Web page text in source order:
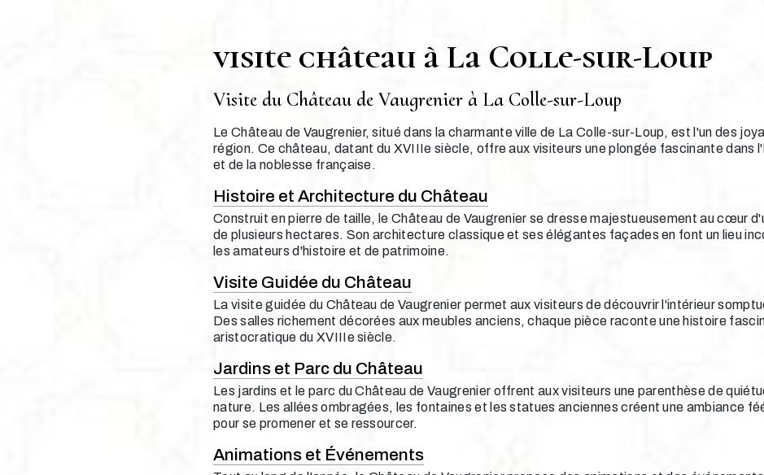
visite château à La Colle-sur-Loup
Visite du Château de Vaugrenier à La Colle-sur-Loup
Le Château de Vaugrenier, situé dans la charmante ville de La Colle-sur-Loup, est l'un des
région. Ce château, datant du XVIIIe siècle, offre aux visiteurs une plongée fascinante dans
et de la noblesse française.
Histoire et Architecture du Château
Construit en pierre de taille, le Château de Vaugrenier se dresse majestueusement au cœur
de plusieurs hectares. Son architecture classique et ses élégantes façades en font un lieu
les amateurs d'histoire et de patrimoine.
Visite Guidée du Château
La visite guidée du Château de Vaugrenier permet aux visiteurs de découvrir l'intérieur
Des salles richement décorées aux meubles anciens, chaque pièce raconte une histoire
aristocratique du XVIIIe siècle.
Jardins et Parc du Château
Les jardins et le parc du Château de Vaugrenier offrent aux visiteurs une parenthèse de
nature. Les allées ombragées, les fontaines et les statues anciennes créent une ambiance
pour se promener et se ressourcer.
Animations et Événements